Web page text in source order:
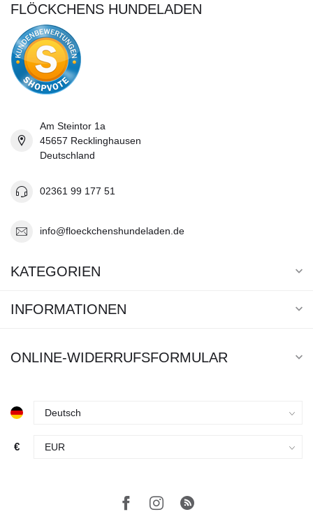
FLÖCKCHENS HUNDELADEN
Am Steintor 1a
45657 Recklinghausen
Deutschland
02361 99 177 51
info@floeckchenshundeladen.de
KATEGORIEN
INFORMATIONEN
ONLINE-WIDERRUFSFORMULAR
€